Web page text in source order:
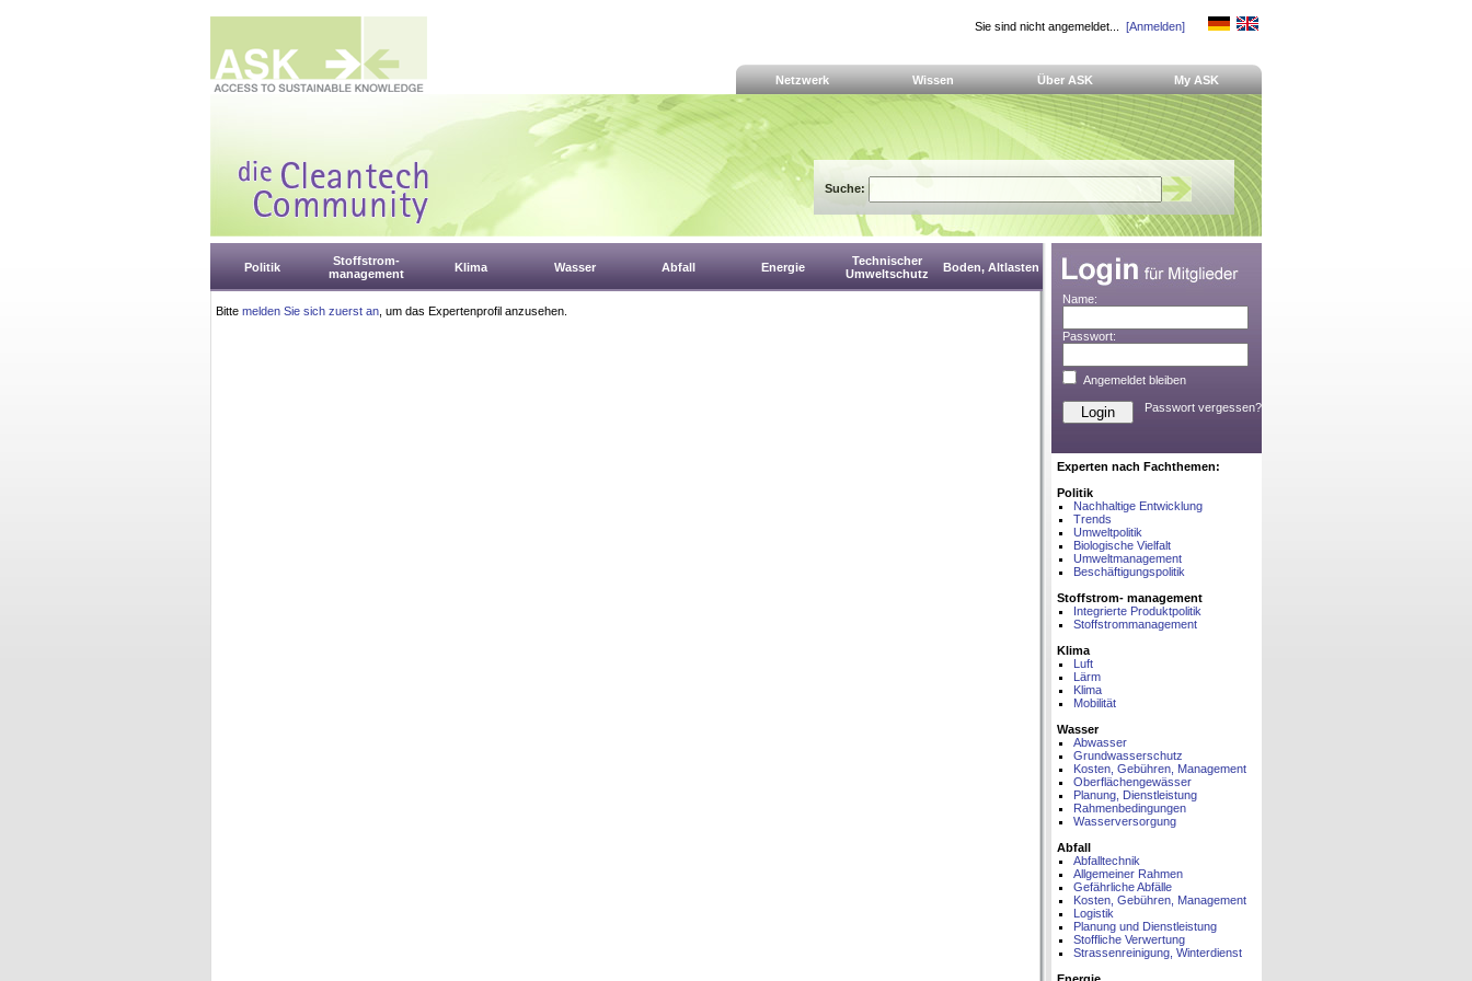
Sie sind nicht angemeldet... [Anmelden]
Netzwerk Wissen Über ASK My ASK
Suche:
Politik
Stoffstrom-
management
Klima Wasser Abfall Energie
Technischer
Umweltschutz
Boden, Altlasten
Bitte melden Sie sich zuerst an , um das Expertenprofil anzusehen.
Name:
Passwort:
Angemeldet bleiben
Passwort vergessen?
Experten nach Fachthemen:
Politik
Nachhaltige Entwicklung
Trends
Umweltpolitik
Biologische Vielfalt
Umweltmanagement
Beschäftigungspolitik
Stoffstrom- management
Integrierte Produktpolitik
Stoffstrommanagement
Klima
Luft
Lärm
Klima
Mobilität
Wasser
Abwasser
Grundwasserschutz
Kosten, Gebühren, Management
Oberflächengewässer
Planung, Dienstleistung
Rahmenbedingungen
Wasserversorgung
Abfall
Abfalltechnik
Allgemeiner Rahmen
Gefährliche Abfälle
Kosten, Gebühren, Management
Logistik
Planung und Dienstleistung
Stoffliche Verwertung
Strassenreinigung, Winterdienst